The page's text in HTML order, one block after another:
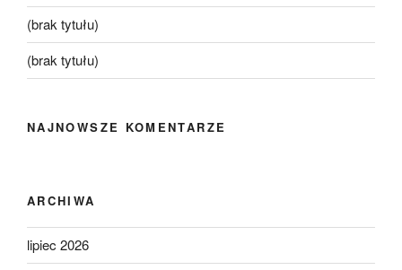
(brak tytułu)
(brak tytułu)
NAJNOWSZE KOMENTARZE
ARCHIWA
lipiec 2026